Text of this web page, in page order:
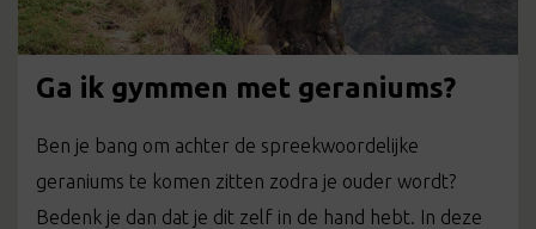
Ga ik gymmen met geraniums?
Ben je bang om achter de spreekwoordelijke
geraniums te komen zitten zodra je ouder wordt?
Bedenk je dan dat je dit zelf in de hand hebt. In deze